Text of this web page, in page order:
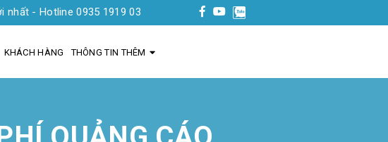
0935 1919 03
KHÁCH HÀNG THÔNG TIN THÊM